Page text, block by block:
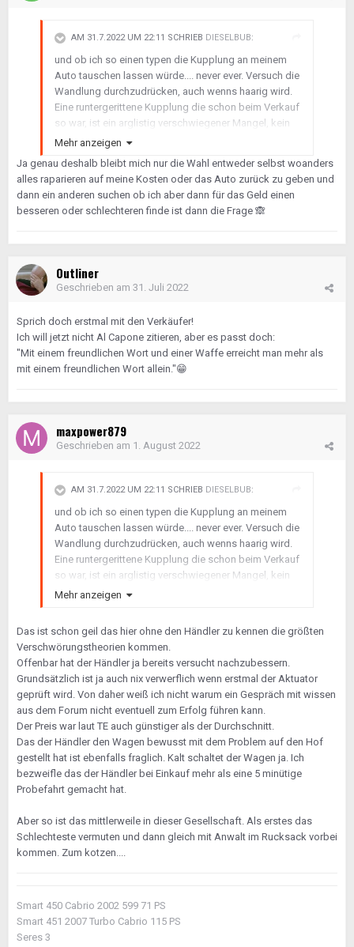
AM 31.7.2022 UM 22:11 SCHRIEB DIESELBUB:
und ob ich so einen typen die Kupplung an meinem
Auto tauschen lassen würde.... never ever. Versuch die
Wandlung durchzudrücken, auch wenns haarig wird.
Eine runtergerittene Kupplung die schon beim Verkauf
so war, ist ein arglistig verschwiegener Mangel, kein
Verschleiß.
Mehr anzeigen
Ja genau deshalb bleibt mich nur die Wahl entweder selbst woanders
alles raparieren auf meine Kosten oder das Auto zurück zu geben und
dann ein anderen suchen ob ich aber dann für das Geld einen
besseren oder schlechteren finde ist dann die Frage 🙈
Outliner
Geschrieben am 31. Juli 2022
Sprich doch erstmal mit den Verkäufer!
Ich will jetzt nicht Al Capone zitieren, aber es passt doch:
"Mit einem freundlichen Wort und einer Waffe erreicht man mehr als
mit einem freundlichen Wort allein."😁
maxpower879
Geschrieben am 1. August 2022
AM 31.7.2022 UM 22:11 SCHRIEB DIESELBUB:
und ob ich so einen typen die Kupplung an meinem
Auto tauschen lassen würde.... never ever. Versuch die
Wandlung durchzudrücken, auch wenns haarig wird.
Eine runtergerittene Kupplung die schon beim Verkauf
so war, ist ein arglistig verschwiegener Mangel, kein
Verschleiß.
Mehr anzeigen
Das ist schon geil das hier ohne den Händler zu kennen die größten
Verschwörungstheorien kommen.
Offenbar hat der Händler ja bereits versucht nachzubessern.
Grundsätzlich ist ja auch nix verwerflich wenn erstmal der Aktuator
geprüft wird. Von daher weiß ich nicht warum ein Gespräch mit wissen
aus dem Forum nicht eventuell zum Erfolg führen kann.
Der Preis war laut TE auch günstiger als der Durchschnitt.
Das der Händler den Wagen bewusst mit dem Problem auf den Hof
gestellt hat ist ebenfalls fraglich. Kalt schaltet der Wagen ja. Ich
bezweifle das der Händler bei Einkauf mehr als eine 5 minütige
Probefahrt gemacht hat.
Aber so ist das mittlerweile in dieser Gesellschaft. Als erstes das
Schlechteste vermuten und dann gleich mit Anwalt im Rucksack vorbei
kommen. Zum kotzen....
Smart 450 Cabrio 2002 599 71 PS
Smart 451 2007 Turbo Cabrio 115 PS
Seres 3